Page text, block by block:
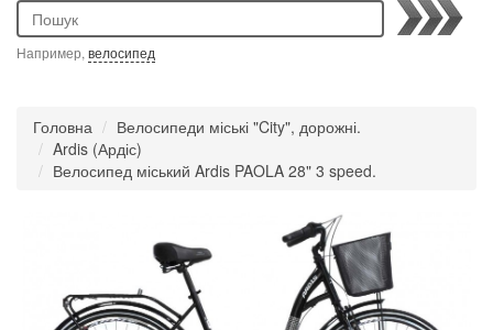
Пошук
Например, велосипед
Головна
Велосипеди міські "City", дорожні.
Ardis (Ардіс)
Велосипед міський Ardis PAOLA 28" 3 speed.